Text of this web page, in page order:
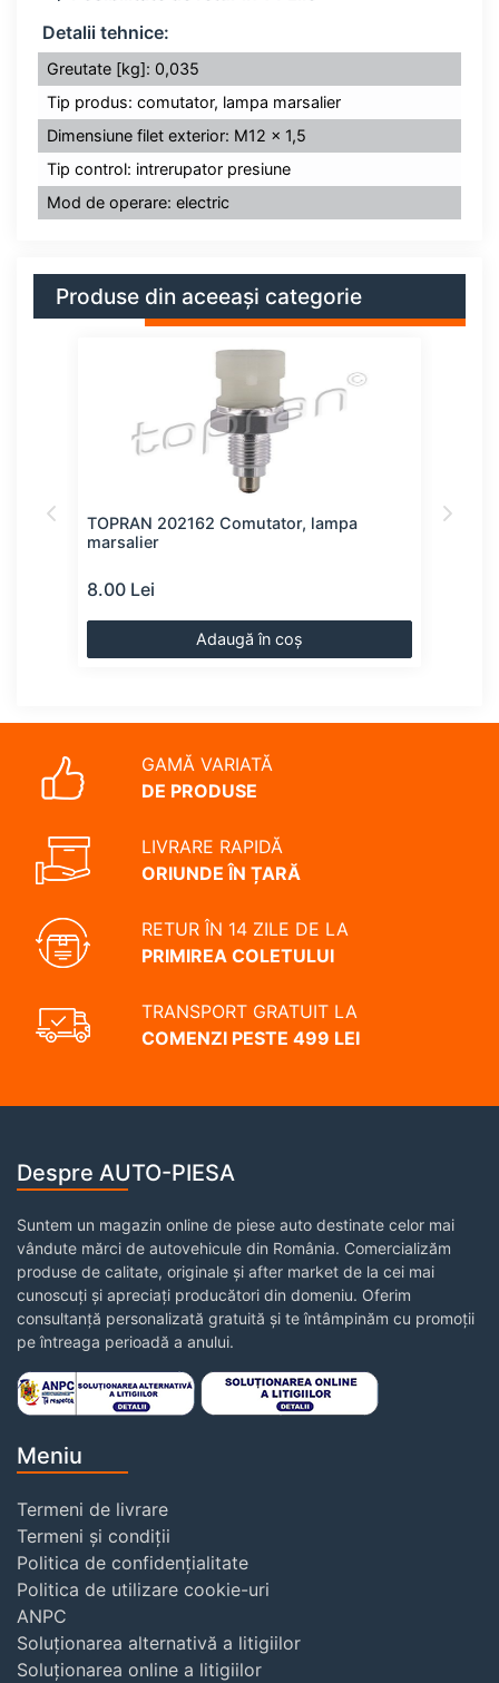
Detalii tehnice:
Greutate [kg]: 0,035
Tip produs: comutator, lampa marsalier
Dimensiune filet exterior: M12 x 1,5
Tip control: intrerupator presiune
Mod de operare: electric
Produse din aceeași categorie
TOPRAN 202162 Comutator, lampa
marsalier
8.00 Lei
Adaugă în coș
GAMĂ VARIATĂ
DE PRODUSE
LIVRARE RAPIDĂ
ORIUNDE ÎN ȚARĂ
RETUR ÎN 14 ZILE DE LA
PRIMIREA COLETULUI
TRANSPORT GRATUIT LA
COMENZI PESTE 499 LEI
Despre AUTO-PIESA
Suntem un magazin online de piese auto destinate celor mai
vândute mărci de autovehicule din România. Comercializăm
produse de calitate, originale și after market de la cei mai
cunoscuți și apreciați producători din domeniu. Oferim
consultanță personalizată gratuită și te întâmpinăm cu promoții
pe întreaga perioadă a anului.
Meniu
Termeni de livrare
Termeni și condiții
Politica de confidențialitate
Politica de utilizare cookie-uri
ANPC
Soluționarea alternativă a litigiilor
Soluționarea online a litigiilor